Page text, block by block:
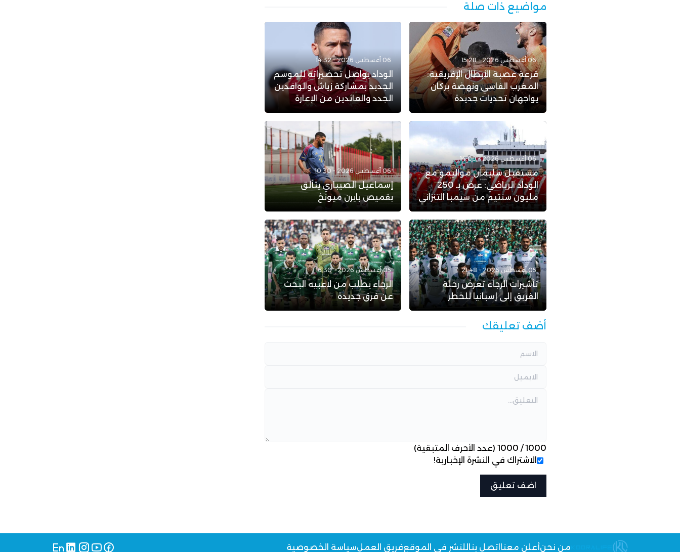
مواضيع ذات صلة
06 أغسطس 2026 - 15:28
قرعة عصبة الأبطال الإفريقية:
المغرب الفاسي ونهضة بركان
يواجهان تحديات جديدة
06 أغسطس 2026 - 14:32
الوداد يواصل تحضيراته للموسم
الجديد بمشاركة زياش والوافدين
الجدد والعائدين من الإعارة
06 أغسطس 2026 - 14:00
مستقبل سليمان مواليمو مع
الوداد الرياضي: عرض بـ 250
مليون سنتيم من سيمبا التنزاني
06 أغسطس 2026 - 10:30
إسماعيل الصيباري يتألق
بقميص بايرن ميونخ
05 أغسطس 2026 - 21:48
تأشيرات الرجاء تعرض رحلة
الفريق إلى إسبانيا للخطر
05 أغسطس 2026 - 16:30
الرجاء يطلب من لاعبيه البحث
عن فرق جديدة
أضف تعليقك
1000
/
1000 (عدد الأحرف المتبقية)
الاشتراك في النشرة الإخبارية!
من نحنأعلن معنا اتصل بنا للنشر في الموقعفريق العملسياسة الخصوصية